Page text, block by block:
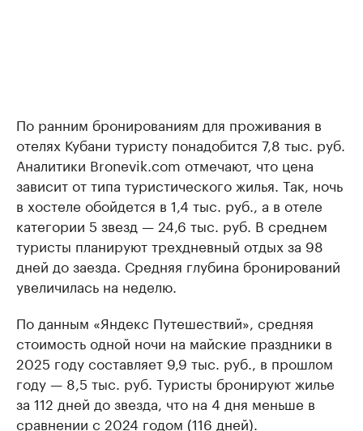
По ранним бронированиям для проживания в
отелях Кубани туристу понадобится 7,8 тыс. руб.
Аналитики Bronevik.com отмечают, что цена
зависит от типа туристического жилья. Так, ночь
в хостеле обойдется в 1,4 тыс. руб., а в отеле
категории 5 звезд — 24,6 тыс. руб. В среднем
туристы планируют трехдневный отдых за 98
дней до заезда. Средняя глубина бронирований
увеличилась на неделю.
По данным «Яндекс Путешествий», средняя
стоимость одной ночи на майские праздники в
2025 году составляет 9,9 тыс. руб., в прошлом
году — 8,5 тыс. руб. Туристы бронируют жилье
за 112 дней до звезда, что на 4 дня меньше в
сравнении с 2024 годом (116 дней).